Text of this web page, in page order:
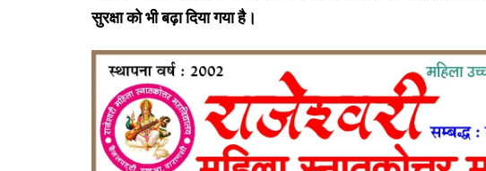
सुरक्षा को भी बढ़ा दिया गया है।